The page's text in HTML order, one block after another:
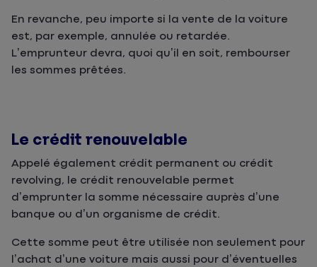
En revanche, peu importe si la vente de la voiture
est, par exemple, annulée ou retardée.
L’emprunteur devra, quoi qu’il en soit, rembourser
les sommes prêtées.
Le crédit renouvelable
Appelé également crédit permanent ou crédit
revolving, le crédit renouvelable permet
d’emprunter la somme nécessaire auprès d’une
banque ou d’un organisme de crédit.
Cette somme peut être utilisée non seulement pour
l’achat d’une voiture mais aussi pour d’éventuelles